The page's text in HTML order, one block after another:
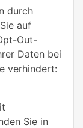
durch
auf
Out-
Daten bei
verhindert:
Sie in